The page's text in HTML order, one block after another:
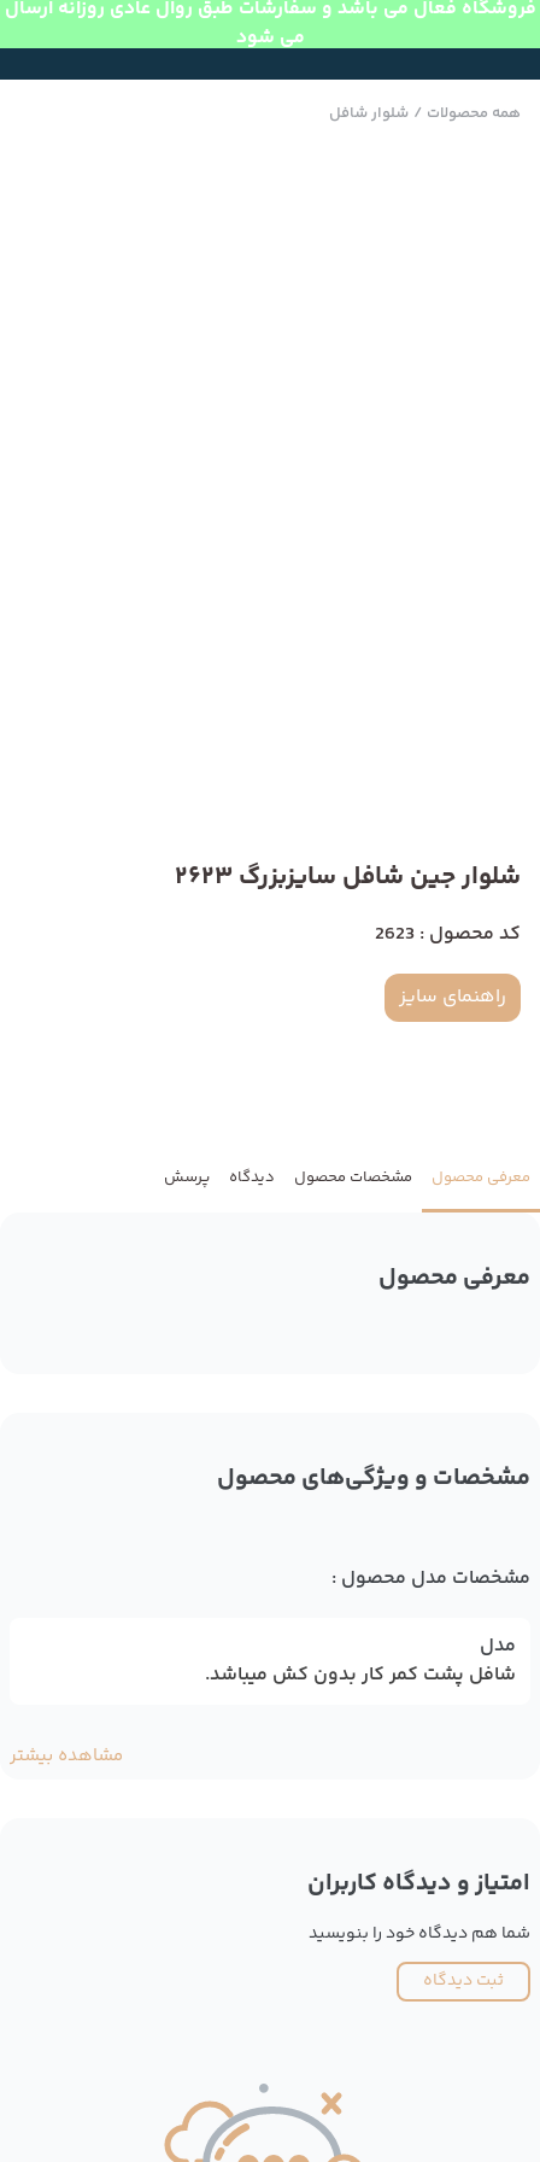
فروشگاه فعال می باشد و سفارشات طبق روال عادی روزانه ارسال
می شود
همه محصولات / شلوار شافل
شلوار جین شافل سایزبزرگ 2623
کد محصول : 2623
راهنمای سایز
معرفی محصول مشخصات محصول دیدگاه پرسش
معرفی محصول
مشخصات و ویژگی‌های محصول
مشخصات مدل محصول :
مدل
شافل پشت کمر کار بدون کش میباشد.
مشاهده بیشتر
امتیاز و دیدگاه کاربران
شما هم دیدگاه خود را بنویسید
ثبت دیدگاه